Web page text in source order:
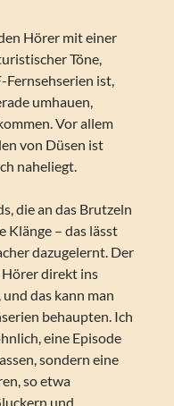
Hörer mit einer
Töne,
Fernsehserien ist,
umhauen,
Vor allem
von Düsen ist
naheliegt.
die an das Brutzeln
Klänge – das lässt
dazugelernt. Der
Hörer direkt ins
das kann man
behaupten. Ich
eine Episode
sondern eine
so etwa
und